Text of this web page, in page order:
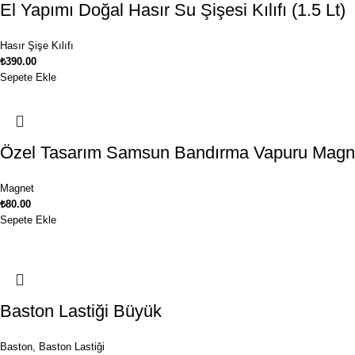
El Yapımı Doğal Hasır Su Şişesi Kılıfı (1.5 Lt)
Hasır Şişe Kılıfı
₺390.00
Sepete Ekle
Özel Tasarım Samsun Bandırma Vapuru
Magnet
₺80.00
Sepete Ekle
Baston Lastiği Büyük
Baston Baston Lastiği